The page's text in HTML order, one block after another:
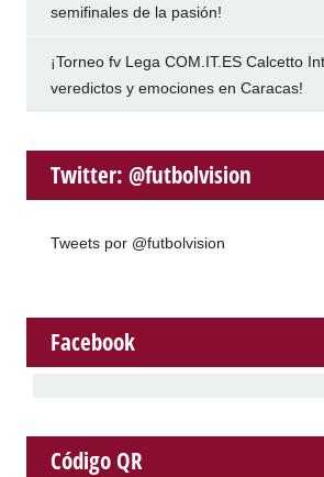
semifinales de la pasión!
¡Torneo fv Lega COM.IT.ES Calcetto
veredictos y emociones en Caracas!
Twitter: @futbolvision
Tweets por @futbolvision
Facebook
Código QR